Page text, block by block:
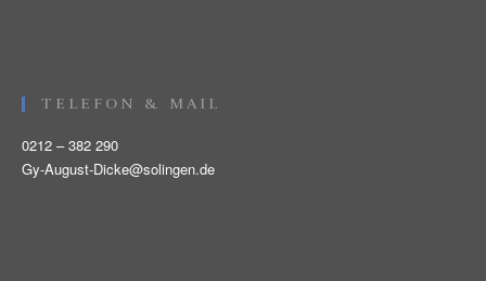
TELEFON & MAIL
0212 – 382 290
Gy-August-Dicke@solingen.de